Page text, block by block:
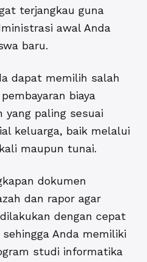
terjangkau guna
awal Anda
baru.
dapat memilih salah
biaya
yang paling sesuai
keluarga, baik melalui
maupun tunai.
dokumen
dan rapor agar
dengan cepat
Anda memiliki
studi informatika